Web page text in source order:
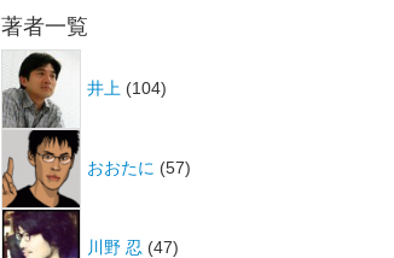
著者一覧
井上 (104)
おおたに (57)
川野 忍 (47)